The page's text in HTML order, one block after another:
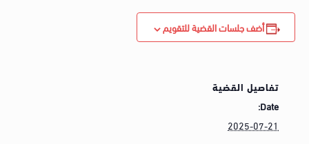
أضف جلسات القضية للتقويم
تفاصيل القضية
Date:
2025-07-21